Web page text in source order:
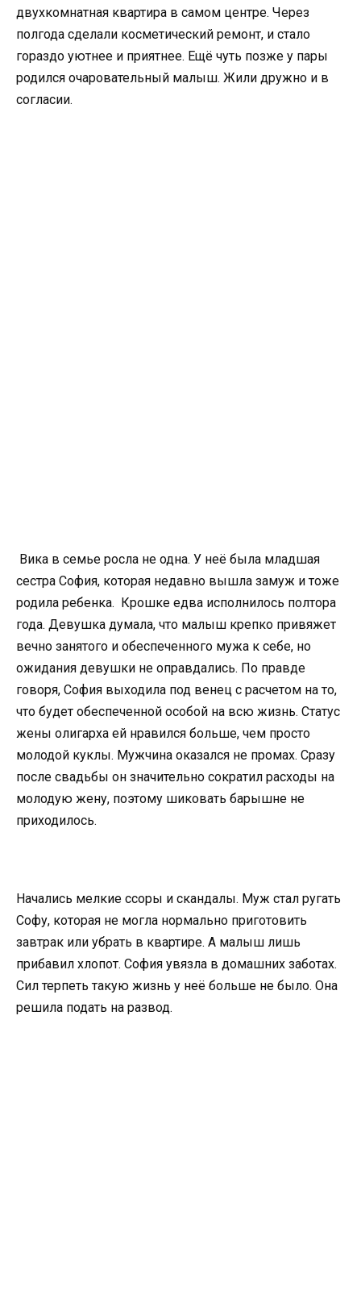
двухкомнатная квартира в самом центре. Через
полгода сделали косметический ремонт, и стало
гораздо уютнее и приятнее. Ещё чуть позже у пары
родился очаровательный малыш. Жили дружно и в
согласии.
Вика в семье росла не одна. У неё была младшая
сестра София, которая недавно вышла замуж и тоже
родила ребенка. Крошке едва исполнилось полтора
года. Девушка думала, что малыш крепко привяжет
вечно занятого и обеспеченного мужа к себе, но
ожидания девушки не оправдались. По правде
говоря, София выходила под венец с расчетом на то,
что будет обеспеченной особой на всю жизнь. Статус
жены олигарха ей нравился больше, чем просто
молодой куклы. Мужчина оказался не промах. Сразу
после свадьбы он значительно сократил расходы на
молодую жену, поэтому шиковать барышне не
приходилось.
Начались мелкие ссоры и скандалы. Муж стал ругать
Софу, которая не могла нормально приготовить
завтрак или убрать в квартире. А малыш лишь
прибавил хлопот. София увязла в домашних заботах.
Сил терпеть такую жизнь у неё больше не было. Она
решила подать на развод.